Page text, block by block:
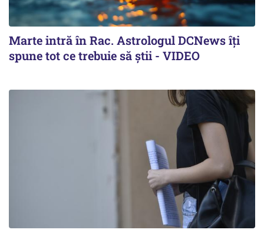
Marte intră în Rac. Astrologul DCNews îți
spune tot ce trebuie să știi - VIDEO